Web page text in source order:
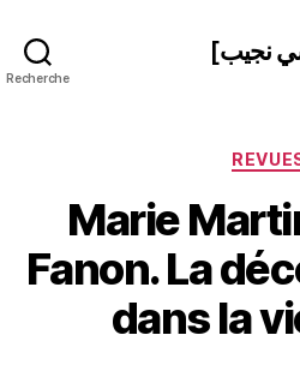
Recherche
Marie
Fanon. La
dans la